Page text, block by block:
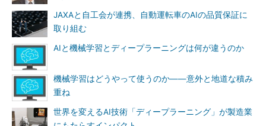
JAXAと自工会が連携、自動運転車のAIの品質保証に
取り組む
AIと機械学習とディープラーニングは何が違うのか
機械学習はどうやって使うのか――意外と地道な積み
重ね
世界を変えるAI技術「ディープラーニング」が製造業